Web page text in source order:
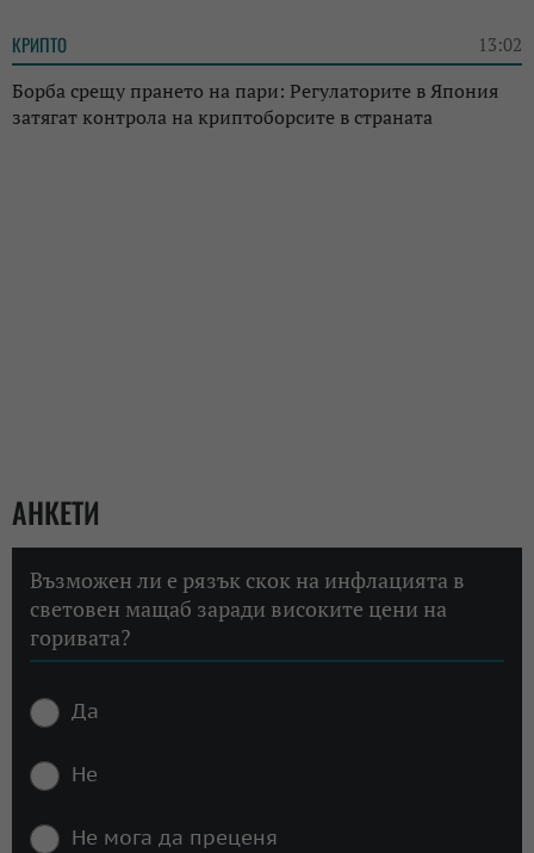
КРИПТО 13:02
Борба срещу прането на пари: Регулаторите в Япония
затягат контрола на криптоборсите в страната
АНКЕТИ
Възможен ли е рязък скок на инфлацията в
световен мащаб заради високите цени на
горивата?
Да
Не
Не мога да преценя